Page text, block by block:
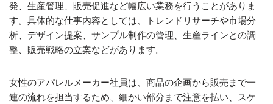
発、生産管理、販売促進など幅広い業務を行うことがありま
す。具体的な仕事内容としては、トレンドリサーチや市場分
析、デザイン提案、サンプル制作の管理、生産ラインとの調
整、販売戦略の立案などがあります。
女性のアパレルメーカー社員は、商品の企画から販売まで一
連の流れを担当するため、細かい部分まで注意を払い、スケ